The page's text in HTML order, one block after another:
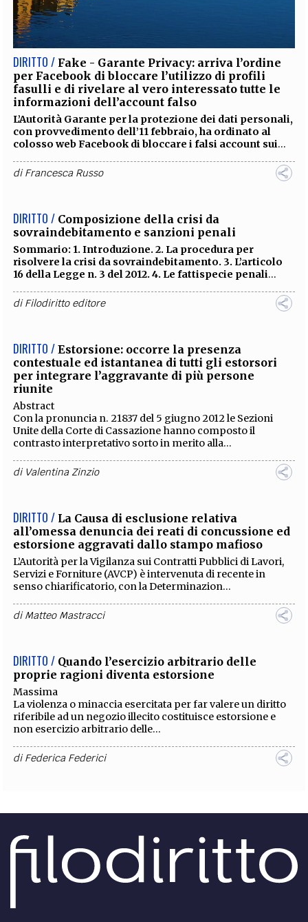
DIRITTO / Fake - Garante Privacy: arriva l’ordine
per Facebook di bloccare l’utilizzo di profili
fasulli e di rivelare al vero interessato tutte le
informazioni dell’account falso
L’Autorità Garante per la protezione dei dati personali,
con provvedimento dell’11 febbraio, ha ordinato al
colosso web Facebook di bloccare i falsi account sui...
diFrancesca Russo
DIRITTO / Composizione della crisi da
sovraindebitamento e sanzioni penali
Sommario: 1.Introduzione. 2. La procedura per
risolvere la crisi da sovraindebitamento. 3. L’articolo
16 della Legge n. 3 del 2012. 4. Le fattispecie penali...
diFilodiritto editore
DIRITTO / Estorsione: occorre la presenza
contestuale ed istantanea di tutti gli estorsori
per integrare l’aggravante di più persone
riunite
Abstract
Con la pronuncia n. 21837 del 5 giugno 2012 le Sezioni
Unite della Corte di Cassazione hanno composto il
contrasto interpretativo sorto in merito alla...
di Valentina Zinzio
DIRITTO / La Causa di esclusione relativa
all’omessa denuncia dei reati di concussione ed
estorsione aggravati dallo stampo mafioso
L’Autorità per la Vigilanza sui Contratti Pubblici di Lavori,
Servizi e Forniture (AVCP) è intervenuta di recente in
senso chiarificatorio, con laDeterminazion...
diMatteo Mastracci
DIRITTO / Quando l’esercizio arbitrario delle
proprie ragioni diventa estorsione
Massima
La violenza o minaccia esercitata per far valere un diritto
riferibile ad un negozio illecito costituisce estorsione e
non esercizio arbitrario delle...
diFederica Federici